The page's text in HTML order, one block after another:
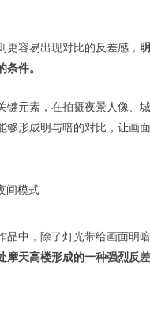
更容易出现对比的反差感，
条件。
键元素，在拍摄夜景人像、
够形成明与暗的对比，让画面
品中，除了灯光带给画面明
摩天高楼形成的一种强烈反差